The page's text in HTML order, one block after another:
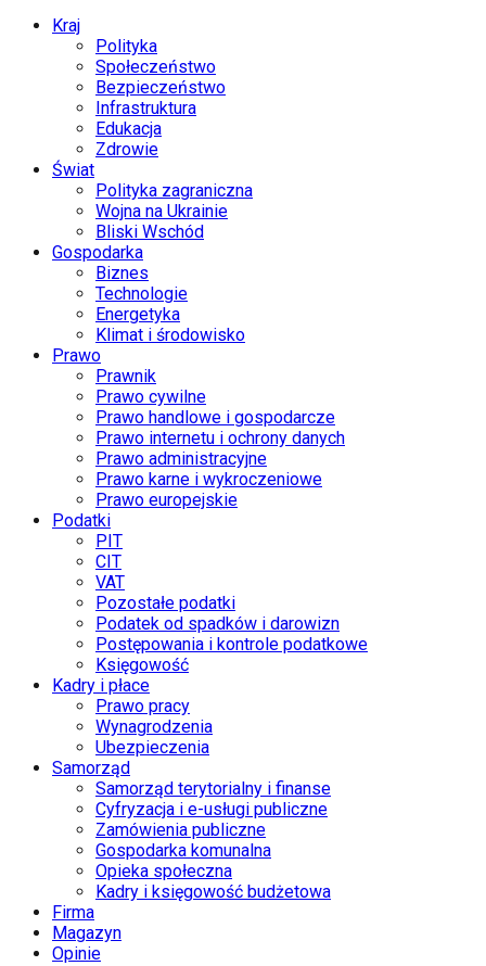
Kraj
Polityka
Społeczeństwo
Bezpieczeństwo
Infrastruktura
Edukacja
Zdrowie
Świat
Polityka zagraniczna
Wojna na Ukrainie
Bliski Wschód
Gospodarka
Biznes
Technologie
Energetyka
Klimat i środowisko
Prawo
Prawnik
Prawo cywilne
Prawo handlowe i gospodarcze
Prawo internetu i ochrony danych
Prawo administracyjne
Prawo karne i wykroczeniowe
Prawo europejskie
Podatki
PIT
CIT
VAT
Pozostałe podatki
Podatek od spadków i darowizn
Postępowania i kontrole podatkowe
Księgowość
Kadry i płace
Prawo pracy
Wynagrodzenia
Ubezpieczenia
Samorząd
Samorząd terytorialny i finanse
Cyfryzacja i e-usługi publiczne
Zamówienia publiczne
Gospodarka komunalna
Opieka społeczna
Kadry i księgowość budżetowa
Firma
Magazyn
Opinie